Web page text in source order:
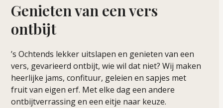
Genieten van een vers
ontbijt
’s Ochtends lekker uitslapen en genieten van een
vers, gevarieerd ontbijt, wie wil dat niet? Wij maken
heerlijke jams, confituur, geleien en sapjes met
fruit van eigen erf. Met elke dag een andere
ontbijtverrassing en een eitje naar keuze.